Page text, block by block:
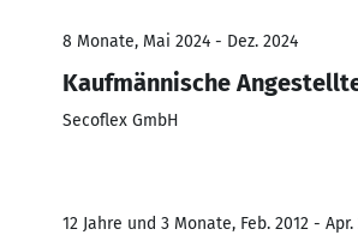
8 Monate, Mai 2024 - Dez. 2024
Kaufmännische
Secoflex GmbH
12 Jahre und 3 Monate, Feb. 2012 - Apr.